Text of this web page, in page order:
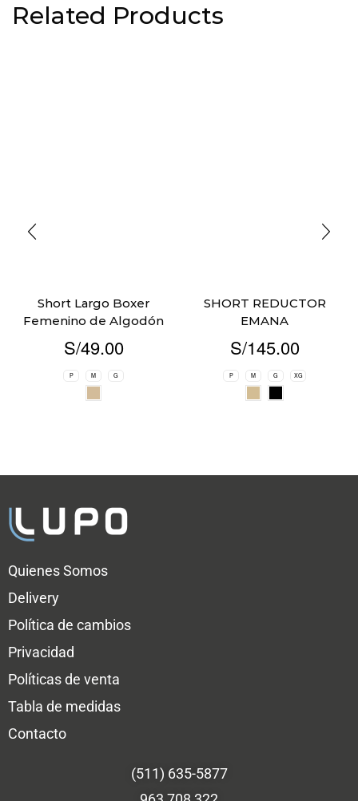
Related Products
Short Largo Boxer
Femenino de Algodón
S/49.00
P M G
SHORT REDUCTOR
EMANA
S/145.00
P M G XG
Quienes Somos
Delivery
Política de cambios
Privacidad
Políticas de venta
Tabla de medidas
Contacto
(511) 635-5877